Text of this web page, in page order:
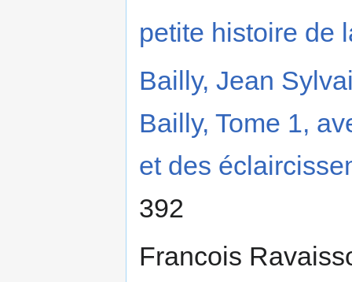
petite histoire de
Bailly, Jean
Bailly, Tome 1,
et des
392
Francois